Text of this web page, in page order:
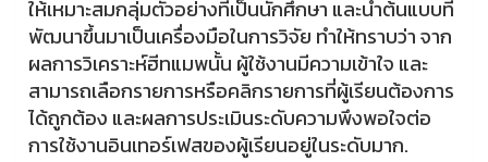
ให้เหมาะสมกลุ่มตัวอย่างที่เป็นนักศึกษา และนำต้นแบบที่
พัฒนาขึ้นมาเป็นเครื่องมือในการวิจัย ทำให้ทราบว่า จาก
ผลการวิเคราะห์ฮีทแมพนั้น ผู้ใช้งานมีความเข้าใจ และ
สามารถเลือกรายการหรือคลิกรายการที่ผู้เรียนต้องการ
ได้ถูกต้อง และผลการประเมินระดับความพึงพอใจต่อ
การใช้งานอินเทอร์เฟสของผู้เรียนอยู่ในระดับมาก.